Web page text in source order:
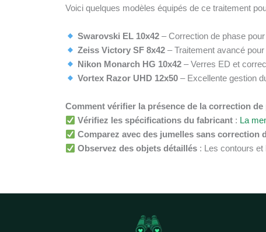
Voici quelques modèles équipés de ce traitement
Swarovski EL 10x42 – Correction de phase
Zeiss Victory SF 8x42 – Traitement avancé
Nikon Monarch HG 10x42 – Verres ED et
Vortex Razor UHD 12x50 – Excellente gestion
Comment vérifier la présence de la correction
Vérifiez les spécifications du fabricant : La
Comparez avec des jumelles sans correction
Observez des objets détaillés : Les contours et